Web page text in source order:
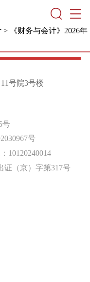
>
《财务与会计》2026年
号院3号楼
号
号
10120240014
证（京）字第317号